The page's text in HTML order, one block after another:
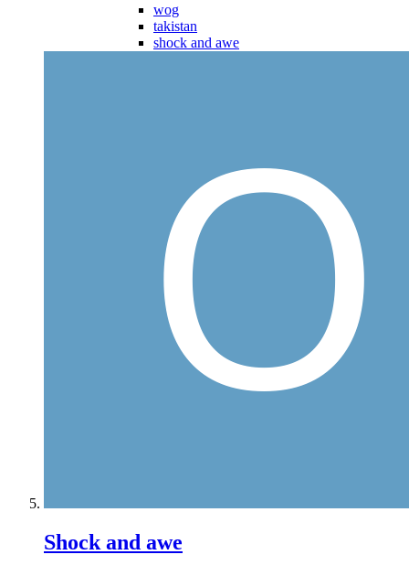
wog
takistan
shock and awe
Shock and awe